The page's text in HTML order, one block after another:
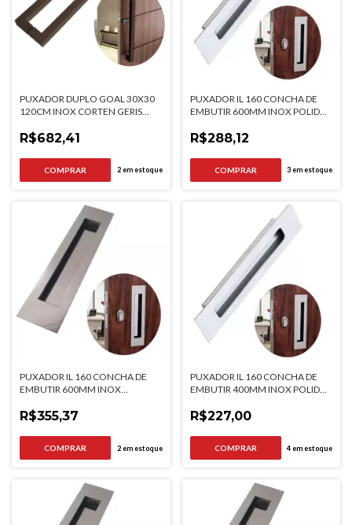
PUXADOR DUPLO GOAL 30X30
120CM INOX CORTEN GERIS
R$682,41
2em estoque
PUXADOR IL 160 CONCHA DE
EMBUTIR 600MM INOX POLIDO
R$288,12
3em estoque
PUXADOR IL 160 CONCHA DE
EMBUTIR 600MM INOX
R$355,37
2em estoque
PUXADOR IL 160 CONCHA DE
EMBUTIR 400MM INOX POLIDO
R$227,00
4em estoque